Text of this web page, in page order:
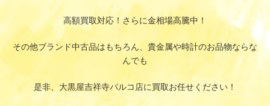
高額買取対応！さらに金相場高騰中！
その他ブランド中古品はもちろん、貴金属や時計のお品物ならな
んでも
是非、大黒屋吉祥寺パルコ店に買取お任せください！